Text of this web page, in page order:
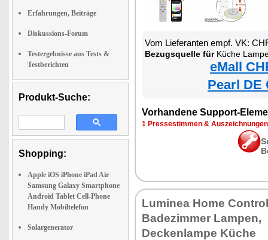
Erfahrungen, Beiträge
Diskussions-Forum
Testergebnisse aus Tests &
Testberichten
Produkt-Suche:
Shopping:
Apple iOS iPhone iPad Air
Samsung Galaxy Smartphone
Android Tablet Cell-Phone
Handy Mobiltelefon
Solargenerator
Vom Lieferanten empf. VK:
Bezugsquelle fürKüche
eMall
Pearl DE
Vorhandene Support-
1 Pressestimmen & Auszeichnungen
Luminea Home Control
Badezimmer Lampen,
Deckenlampe Küche